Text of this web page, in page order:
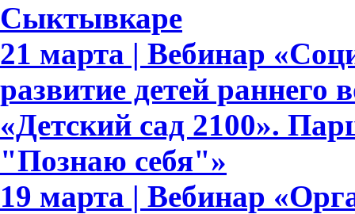
Сыктывкаре
21 марта | Вебинар
развитие детей раннего
«Детский сад 2100».
"Познаю себя"»
19 марта | Вебинар